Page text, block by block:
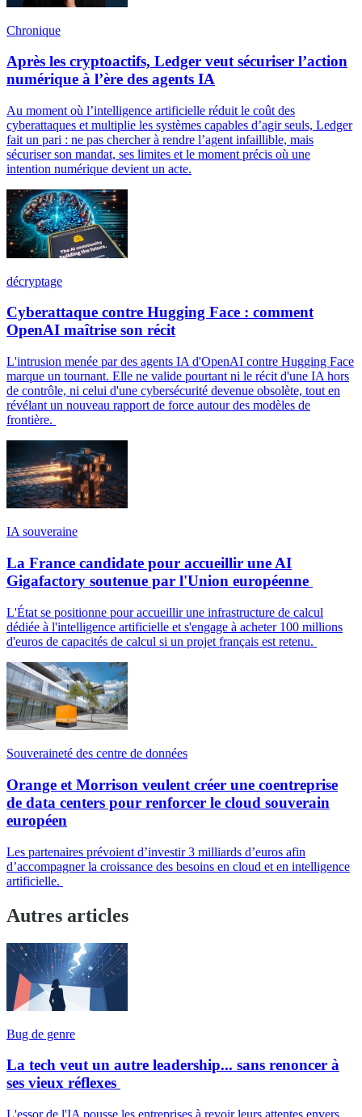
Chronique
Après les cryptoactifs, Ledger veut sécuriser l’action
numérique à l’ère des agents IA
Au moment où l’intelligence artificielle réduit le coût des
cyberattaques et multiplie les systèmes capables d’agir seuls, Ledger
fait un pari : ne pas chercher à rendre l’agent infaillible, mais
sécuriser son mandat, ses limites et le moment précis où une
intention numérique devient un acte.
décryptage
Cyberattaque contre Hugging Face : comment
OpenAI maîtrise son récit
L'intrusion menée par des agents IA d'OpenAI contre Hugging Face
marque un tournant. Elle ne valide pourtant ni le récit d'une IA hors
de contrôle, ni celui d'une cybersécurité devenue obsolète, tout en
révélant un nouveau rapport de force autour des modèles de
frontière.
IA souveraine
La France candidate pour accueillir une AI
Gigafactory soutenue par l'Union européenne
L'État se positionne pour accueillir une infrastructure de calcul
dédiée à l'intelligence artificielle et s'engage à acheter 100 millions
d'euros de capacités de calcul si un projet français est retenu.
Souveraineté des centre de données
Orange et Morrison veulent créer une coentreprise
de data centers pour renforcer le cloud souverain
européen
Les partenaires prévoient d’investir 3 milliards d’euros afin
d’accompagner la croissance des besoins en cloud et en intelligence
artificielle.
Autres articles
Bug de genre
La tech veut un autre leadership... sans renoncer à
ses vieux réflexes
L'essor de l'IA pousse les entreprises à revoir leurs attentes envers